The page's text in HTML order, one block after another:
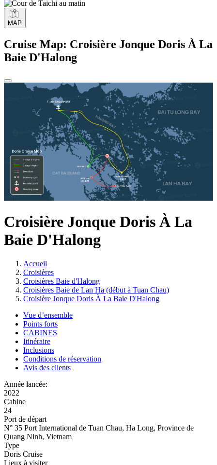
MAP
Cruise Map: Croisière Jonque Doris À La
Baie D'Halong
Croisière Jonque Doris À La
Baie D'Halong
Accueil
Croisières
Croisières Baie d'Halong
Croisières Baie de Lan Ha (début à Tuan Chau)
Croisière Jonque Doris À La Baie D'Halong
Vue d’ensemble
Points forts
CABINES
Itinéraire
Inclusions
Conditions de réservation
Avis des clients
Année lancée:
2022
Cabine
24
Port de départ
N° 35 Port International de Tuan Chau, Ha Long, Province de
Quang Ninh, Vietnam
Type
Doris Cruise
Lieux à visiter